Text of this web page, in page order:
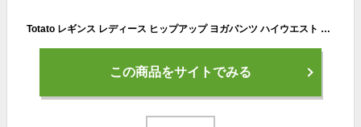
Totato レギンス レディース ヒップアップ ヨガパンツ ハイウエスト フィットネスパンツ 美尻 ジムウェア スポーツタイツ ストレッチ 9分丈 1枚/2枚セット (グレー（濃い目）, L)
この商品をサイトでみる